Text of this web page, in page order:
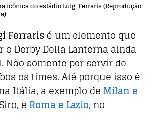
icônica do estádio Luigi Ferraris (Reprodução
Ferraris é um elemento que
o Derby Della Lanterna ainda
Não somente por servir de
os times. Até porque isso é
Itália, a exemplo de Milan e
e Roma e Lazio, no